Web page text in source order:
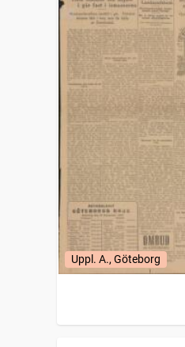
Uppl. A., Göteborg